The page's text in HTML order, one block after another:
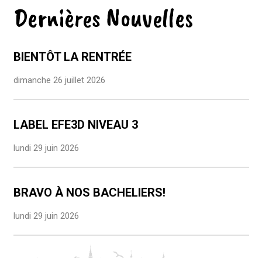
Dernières Nouvelles
BIENTÔT LA RENTRÉE
dimanche 26 juillet 2026
LABEL EFE3D NIVEAU 3
lundi 29 juin 2026
BRAVO À NOS BACHELIERS!
lundi 29 juin 2026